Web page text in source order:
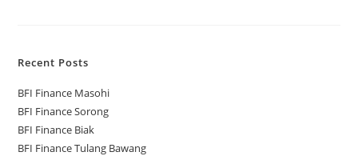
Recent Posts
BFI Finance Masohi
BFI Finance Sorong
BFI Finance Biak
BFI Finance Tulang Bawang